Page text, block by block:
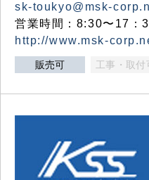
sk-toukyo@msk-
営業時間：8:30〜17：
http://www.msk-
販売可 工事・取付